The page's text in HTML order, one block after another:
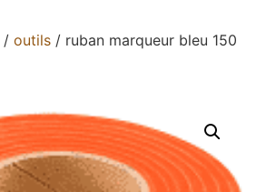
/ outils / ruban marqueur bleu 150